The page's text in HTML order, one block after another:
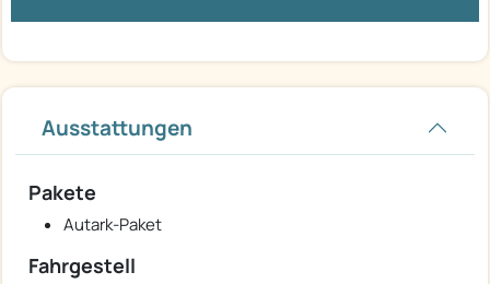
Ausstattungen
Pakete
Autark-Paket
Fahrgestell